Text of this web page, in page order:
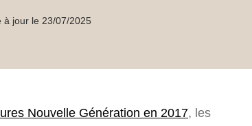
à jour le 23/07/2025
Nouvelle Génération en 2017, les